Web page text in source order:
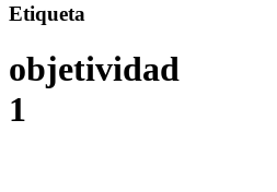
Etiqueta
objetividad
1